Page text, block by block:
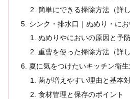
簡単にできる掃除方法（詳
シンク・排水口｜ぬめり・に
ぬめりやにおいの原因と予
重曹を使った掃除方法（詳
夏に気をつけたいキッチン衛
菌が増えやすい理由と基本
食材管理と保存のポイント